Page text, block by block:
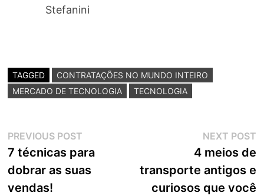
Stefanini
TAGGED
CONTRATAÇÕES NO MUNDO INTEIRO
MERCADO DE TECNOLOGIA
TECNOLOGIA
Navegação
de
Post
PREVIOUS POSTPrevious
post:
7 técnicas para
dobrar as suas
vendas!
NEXT POST
4 meios de
transporte antigos e
curiosos que você